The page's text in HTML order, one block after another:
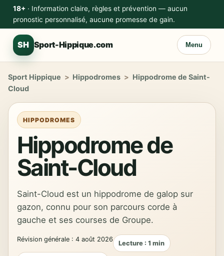
18+· Information claire, règles et prévention — aucun
pronostic personnalisé, aucune promesse de gain.
SH Sport-Hippique.com Menu
Sport Hippique > Hippodromes > Hippodrome de Saint-
Cloud
HIPPODROMES
Hippodrome de
Saint-Cloud
Saint-Cloud est un hippodrome de galop sur
gazon, connu pour son parcours corde à
gauche et ses courses de Groupe.
Révision générale : 4 août 2026 Lecture : 1 min